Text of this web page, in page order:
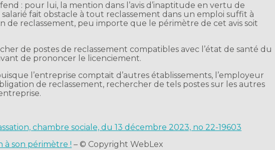
: pour lui, la mention dans l’avis d’inaptitude en vertu de
fait obstacle à tout reclassement dans un emploi suffit à
de reclassement, peu importe que le périmètre de cet avis soit
de postes de reclassement compatibles avec l’état de santé du
de prononcer le licenciement.
l’entreprise comptait d’autres établissements, l’employeur
de reclassement, rechercher de tels postes sur les autres
chambre sociale, du 13 décembre 2023, no 22-19603
à son périmètre ! – © Copyright WebLex